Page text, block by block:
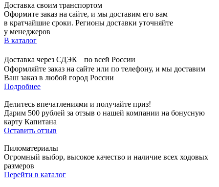
Доставка своим транспортом
Оформите заказ на сайте, и мы доставим его вам
в кратчайшие сроки. Регионы доставки уточняйте
у менеджеров
В каталог
Доставка через СДЭК по всей России
Оформляйте заказ на сайте или по телефону, и мы доставим
Ваш заказ в любой город России
Подробнее
Делитесь впечатлениями и получайте приз!
Дарим 500 рублей за отзыв о нашей компании на бонусную
карту Капитана
Оставить отзыв
Пиломатериалы
Огромный выбор, высокое качество и наличие всех ходовых
размеров
Перейти в каталог